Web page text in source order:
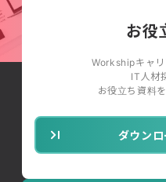
お役
Workshipキャリ
IT人材
お役立ち資料
ダウン